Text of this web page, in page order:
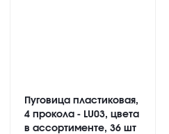
Пуговица пластиковая,
4 прокола - LU03, цвета
в ассортименте, 36 шт